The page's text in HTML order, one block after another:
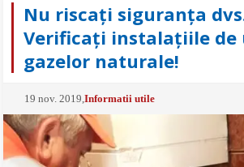
Nu riscați siguranța
Verificați instalațiile de
gazelor naturale!
19 nov. 2019 ,Informatii utile